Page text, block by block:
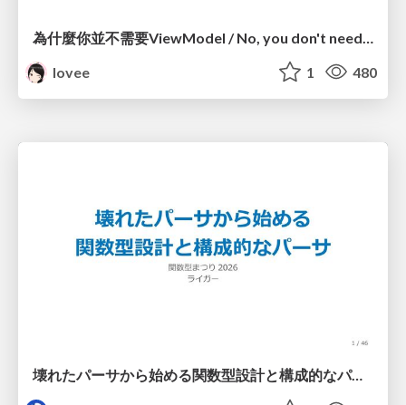
lovee
1 480
壊れたパーサから始める関数型設計と構成的なパーサ #fp_matsuri